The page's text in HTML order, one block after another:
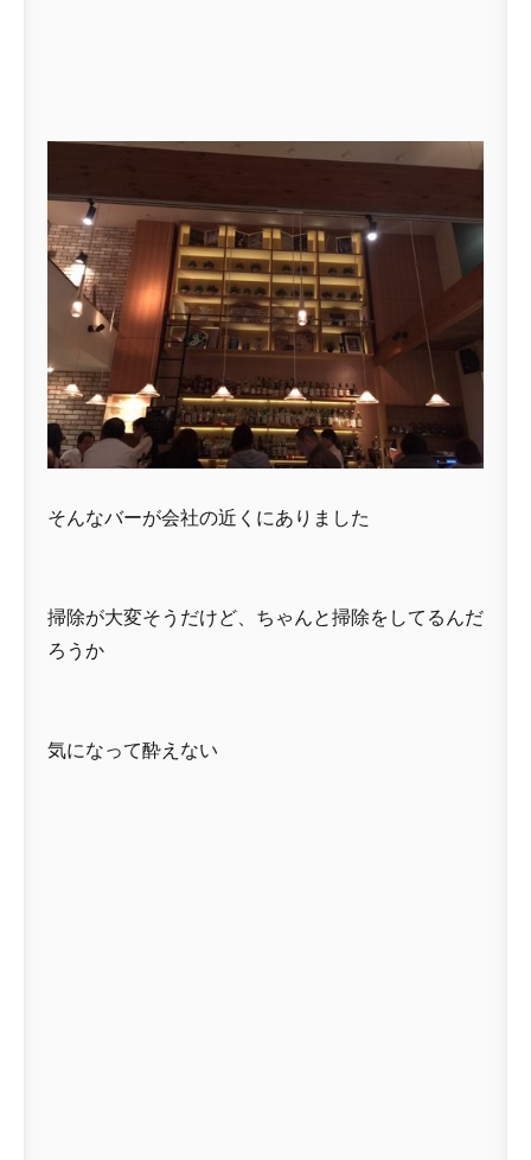
そんなバーが会社の近くにありました
掃除が大変そうだけど、ちゃんと掃除をしてるんだ
ろうか
気になって酔えない